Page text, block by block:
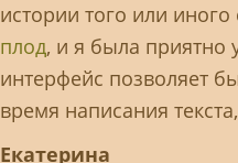
истории того или
плод, и я была приятно
интерфейс позволяет
время написания
Екатерина